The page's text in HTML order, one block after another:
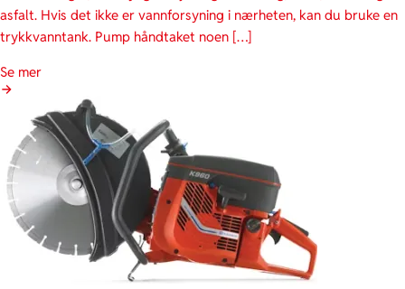
asfalt. Hvis det ikke er vannforsyning i nærheten, kan du bruke en
trykkvanntank. Pump håndtaket noen […]
Se mer